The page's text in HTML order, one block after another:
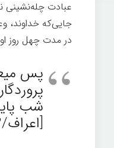
عبادت چله‌نشینی
جایی‌که خداوند،
در مدت چهل روز او
پس
شب
[اعراف/۱۴۲].